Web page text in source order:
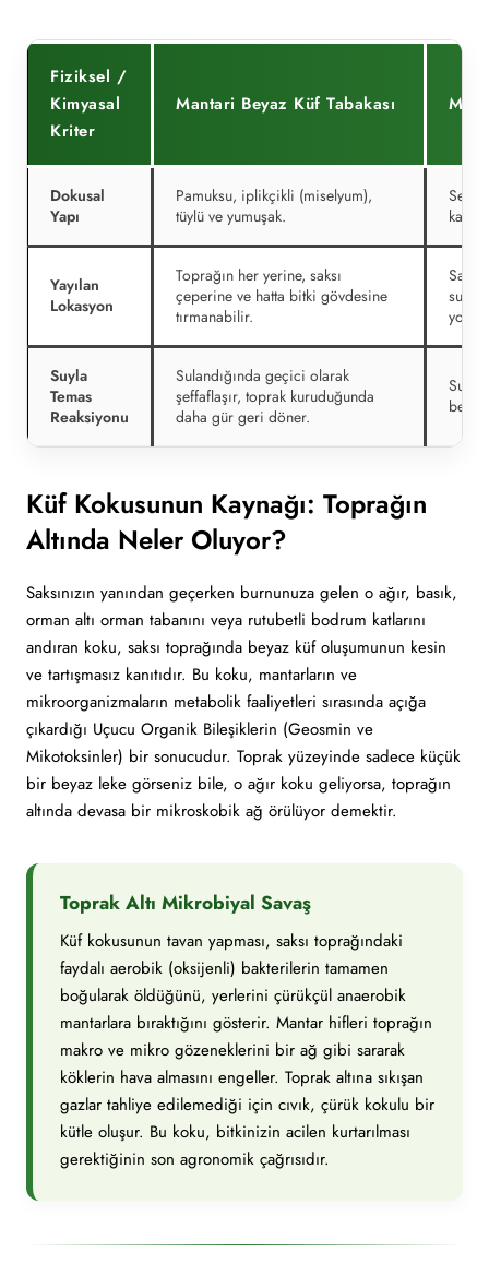
Fiziksel /
Kimyasal
Kriter
Mantari Beyaz Küf Tabakası
Dokusal
Yapı
Pamuksu, iplikçikli (miselyum),
tüylü ve yumuşak.
Sert,
Yayılan
Lokasyon
Toprağın her yerine, saksı
çeperine ve hatta bitki gövdesine
tırmanabilir.
Suyla
Temas
Reaksiyonu
Sulandığında geçici olarak
şeffaflaşır, toprak kuruduğunda
daha gür geri döner.
Küf Kokusunun Kaynağı: Toprağın
Altında Neler Oluyor?
Saksınızın yanından geçerken burnunuza gelen o ağır, basık,
orman altı orman tabanını veya rutubetli bodrum katlarını
andıran koku, saksı toprağında beyaz küf oluşumunun kesin
ve tartışmasız kanıtıdır. Bu koku, mantarların ve
mikroorganizmaların metabolik faaliyetleri sırasında açığa
çıkardığı Uçucu Organik Bileşiklerin (Geosmin ve
Mikotoksinler) bir sonucudur. Toprak yüzeyinde sadece küçük
bir beyaz leke görseniz bile, o ağır koku geliyorsa, toprağın
altında devasa bir mikroskobik ağ örülüyor demektir.
Toprak Altı Mikrobiyal Savaş
Küf kokusunun tavan yapması, saksı toprağındaki
faydalı aerobik (oksijenli) bakterilerin tamamen
boğularak öldüğünü, yerlerini çürükçül anaerobik
mantarlara bıraktığını gösterir. Mantar hifleri toprağın
makro ve mikro gözeneklerini bir ağ gibi sararak
köklerin hava almasını engeller. Toprak altına sıkışan
gazlar tahliye edilemediği için cıvık, çürük kokulu bir
kütle oluşur. Bu koku, bitkinizin acilen kurtarılması
gerektiğinin son agronomik çağrısıdır.